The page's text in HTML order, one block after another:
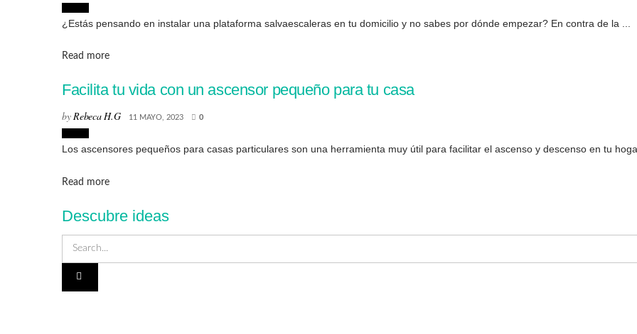
¿Estás pensando en instalar una plataforma salvaescaleras en tu domicilio y no sabes por dónde empezar? En contra de la ...
Read moreDetails
Facilita tu vida con un ascensor pequeño para tu casa
byRebeca H.G 11 MAYO, 2023 0
Los ascensores pequeños para casas particulares son una herramienta muy útil para facilitar el ascenso y descenso en tu
Read moreDetails
Descubre ideas